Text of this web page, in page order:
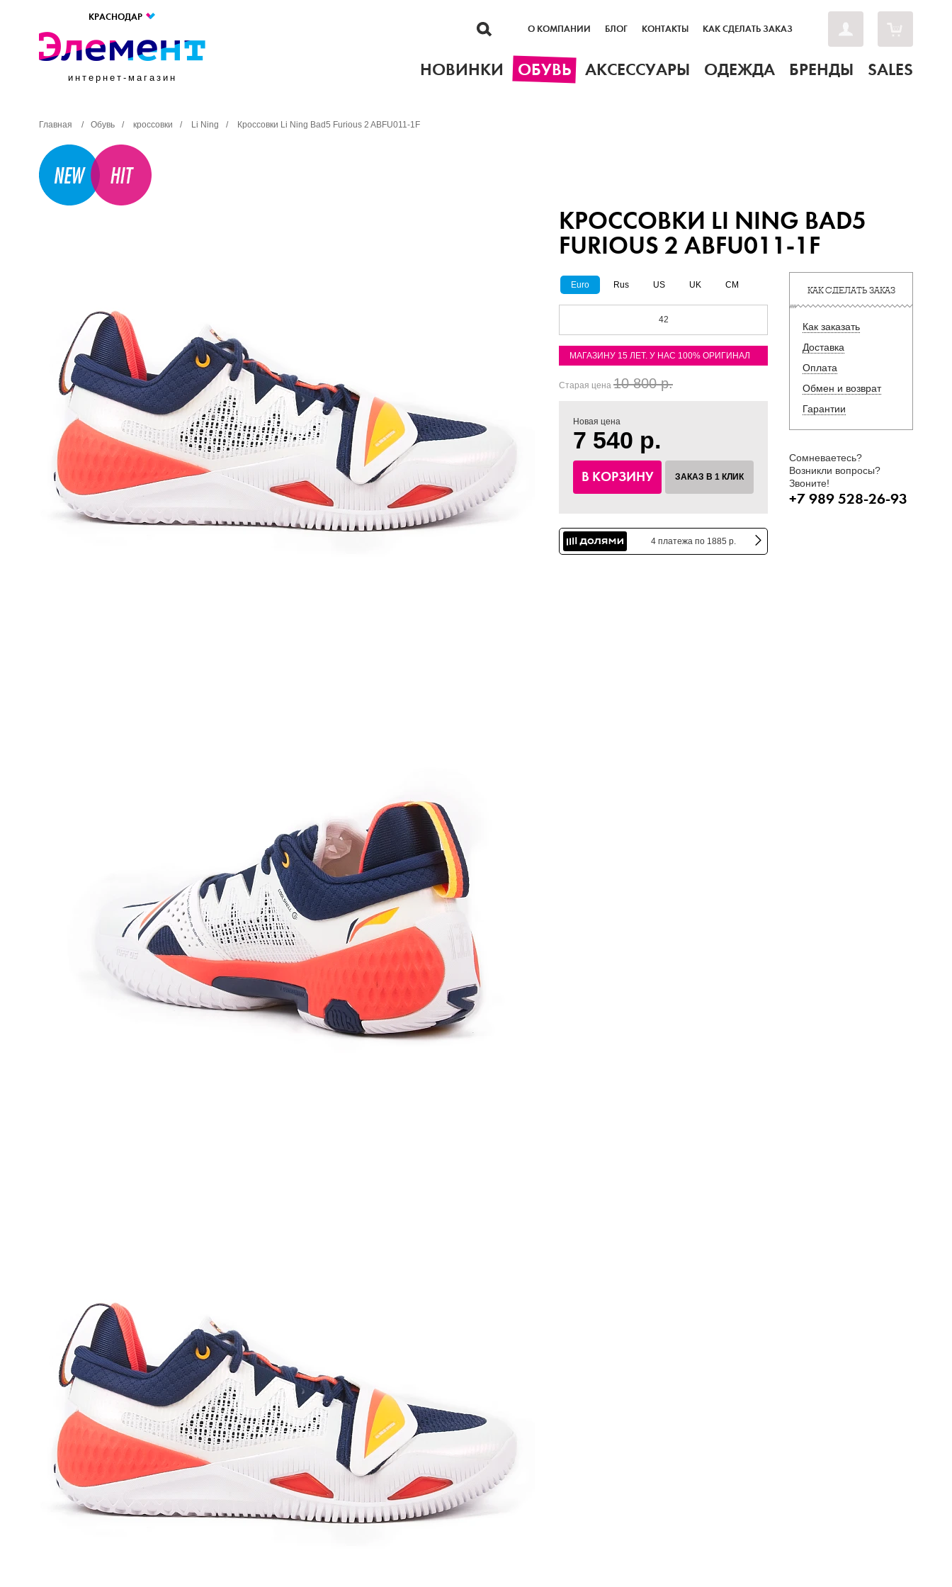
КРАСНОДАР
интернет-магазин
О КОМПАНИИ БЛОГ КОНТАКТЫ КАК СДЕЛАТЬ ЗАКАЗ
НОВИНКИ ОБУВЬ АКСЕССУАРЫ ОДЕЖДА БРЕНДЫ SALES
Главная / Обувь / кроссовки / Li Ning / Кроссовки Li Ning Bad5 Furious 2 ABFU011-1F
КРОССОВКИ LI NING BAD5
FURIOUS 2 ABFU011-1F
Euro Rus US UK CM
42
МАГАЗИНУ 15 ЛЕТ. У НАС 100% ОРИГИНАЛ
Старая цена 10 800 р.
Новая цена
7 540 р.
В КОРЗИНУ ЗАКАЗ В 1 КЛИК
4 платежа по 1885 р.
КАК СДЕЛАТЬ ЗАКАЗ
Как заказать
Доставка
Оплата
Обмен и возврат
Гарантии
Сомневаетесь?
Возникли вопросы?
Звоните!
+7 989 528-26-93